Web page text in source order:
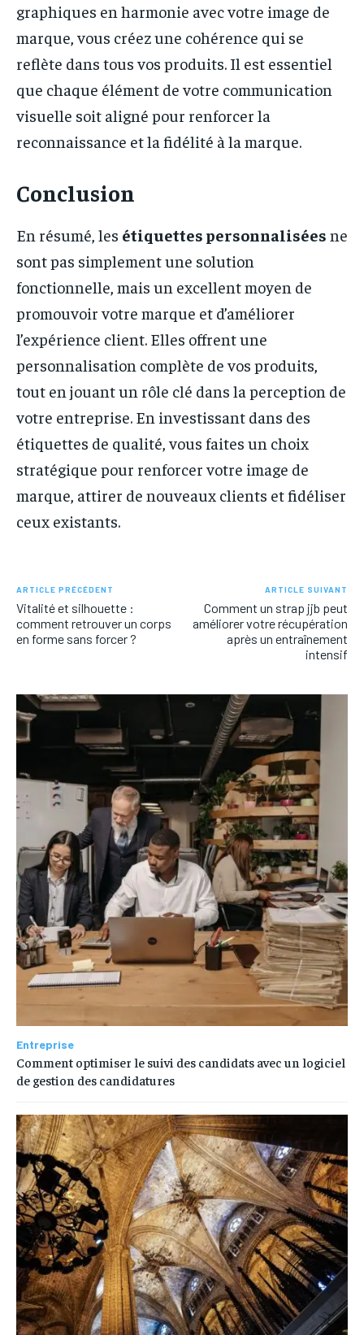
graphiques en harmonie avec votre image de
marque, vous créez une cohérence qui se
reflète dans tous vos produits. Il est essentiel
que chaque élément de votre communication
visuelle soit aligné pour renforcer la
reconnaissance et la fidélité à la marque.
Conclusion
En résumé, les étiquettes personnalisées ne
sont pas simplement une solution
fonctionnelle, mais un excellent moyen de
promouvoir votre marque et d’améliorer
l’expérience client. Elles offrent une
personnalisation complète de vos produits,
tout en jouant un rôle clé dans la perception de
votre entreprise. En investissant dans des
étiquettes de qualité, vous faites un choix
stratégique pour renforcer votre image de
marque, attirer de nouveaux clients et fidéliser
ceux existants.
ARTICLE PRÉCÉDENT
Vitalité et silhouette :
comment retrouver un corps
en forme sans forcer ?
ARTICLE SUIVANT
Comment un strap jjb peut
améliorer votre récupération
après un entraînement
intensif
Entreprise
Comment optimiser le suivi des candidats avec un logiciel
de gestion des candidatures